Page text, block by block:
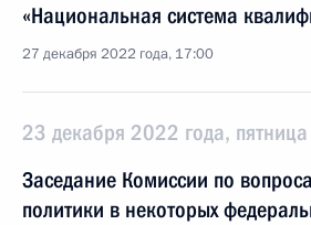
«Национальная система
27 декабря 2022 года, 17:00
23 декабря 2022 года, пятница
Заседание Комиссии по
политики в некоторых